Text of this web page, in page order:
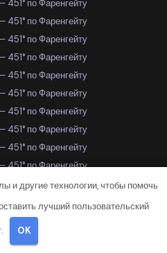
451° по Фаренгейту
451° по Фаренгейту
451° по Фаренгейту
451° по Фаренгейту
451° по Фаренгейту
451° по Фаренгейту
451° по Фаренгейту
451° по Фаренгейту
451° по Фаренгейту
по Фаренгейту
по Фаренгейту
451° по Фаренгейту
451° по Фаренгейту
451° по Фаренгейту
и другие технологии, чтобы помочь
лучший пользовательский
OK